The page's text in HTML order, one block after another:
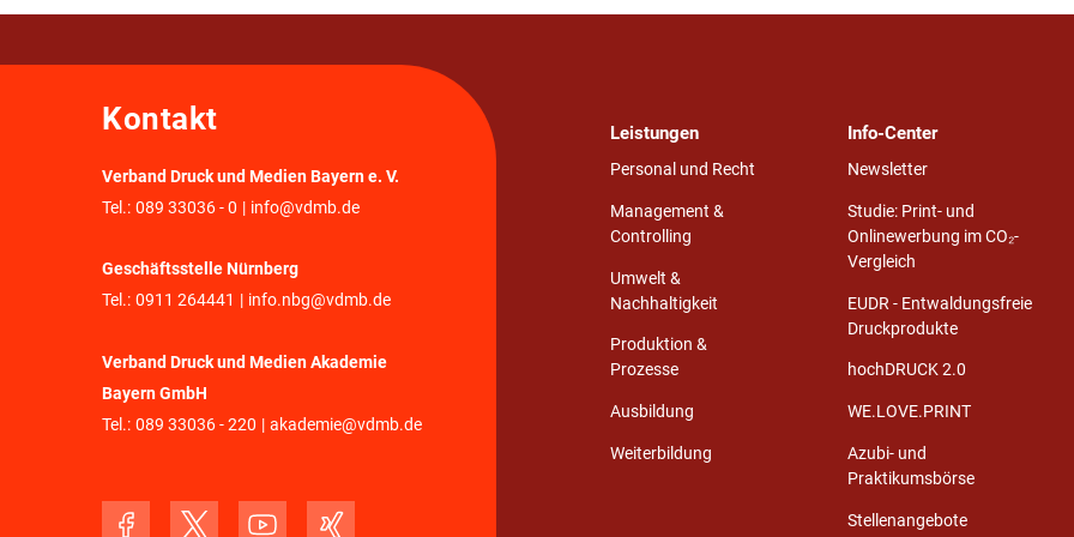
Kontakt
Verband Druck und Medien Bayern e. V.
Tel.: 089 33036 - 0 | info@vdmb.de
Geschäftsstelle Nürnberg
Tel.: 0911 264441 | info.nbg@vdmb.de
Verband Druck und Medien Akademie
Bayern GmbH
Tel.: 089 33036 - 220 | akademie@vdmb.de
Leistungen
Personal und Recht
Management &
Controlling
Umwelt &
Nachhaltigkeit
Produktion &
Prozesse
Ausbildung
Weiterbildung
Info-Center
Newsletter
Studie: Print- und
Onlinewerbung im CO₂-
Vergleich
EUDR - Entwaldungsfreie
Druckprodukte
hochDRUCK 2.0
WE.LOVE.PRINT
Azubi- und
Praktikumsbörse
Stellenangebote